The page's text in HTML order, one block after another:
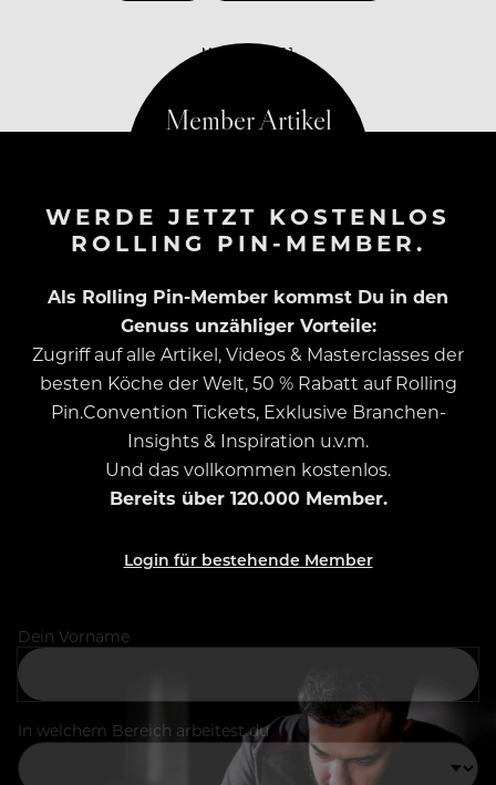
MAI 19, 2021
WERDE JETZT KOSTENLOS
ROLLING PIN-MEMBER.
Als Rolling Pin-Member kommst Du in den
Genuss unzähliger Vorteile:
Zugriff auf alle Artikel, Videos & Masterclasses der
besten Köche der Welt, 50 % Rabatt auf Rolling
Pin.Convention Tickets, Exklusive Branchen-
Insights & Inspiration u.v.m.
Und das vollkommen kostenlos.
Bereits über 120.000 Member.
Login für bestehende Member
Dein Vorname
In welchem Bereich arbeitest du